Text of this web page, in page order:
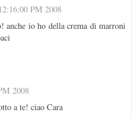
PM 2008
anche io ho della crema di marroni
2008
a te! ciao Cara